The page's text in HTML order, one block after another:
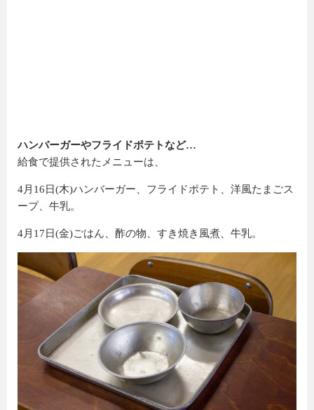
ハンバーガーやフライドポテトなど…
給食で提供されたメニューは、
4月16日(木)ハンバーガー、フライドポテト、洋風たまごス
ープ、牛乳。
4月17日(金)ごはん、酢の物、すき焼き風煮、牛乳。